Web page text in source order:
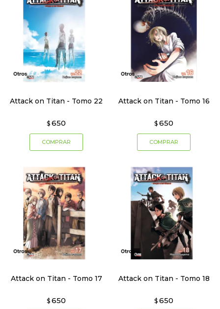
Attack on Titan - Tomo 22
$ 650
Attack on Titan - Tomo 16
$ 650
Attack on Titan - Tomo 17
$ 650
Attack on Titan - Tomo 18
$ 650